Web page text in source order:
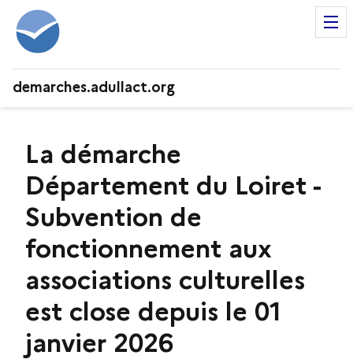
demarches.adullact.org
La démarche
Département du Loiret -
Subvention de
fonctionnement aux
associations culturelles
est close depuis le 01
janvier 2026